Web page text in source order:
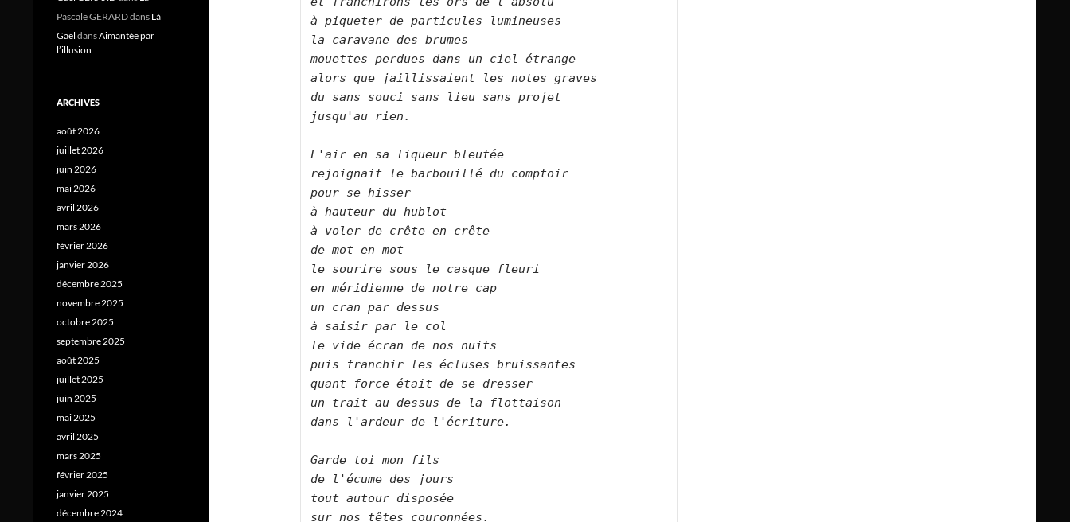
à piqueter de particules lumineuses
la caravane des brumes
mouettes perdues dans un ciel étrange
alors que jaillissaient les notes graves
du sans souci sans lieu sans projet
jusqu'au rien.
L'air en sa liqueur bleutée
rejoignait le barbouillé du comptoir
pour se hisser
à hauteur du hublot
à voler de crête en crête
de mot en mot
le sourire sous le casque fleuri
en méridienne de notre cap
un cran par dessus
à saisir par le col
le vide écran de nos nuits
puis franchir les écluses bruissantes
quant force était de se dresser
un trait au dessus de la flottaison
dans l'ardeur de l'écriture.
Garde toi mon fils
de l'écume des jours
tout autour disposée
sur nos têtes couronnées.
Pascale GERARDdans Là
Gaël dansAimantée par
l’illusion
ARCHIVES
août 2026
juillet 2026
juin 2026
mai 2026
avril 2026
mars 2026
février 2026
janvier 2026
décembre 2025
novembre 2025
octobre 2025
septembre 2025
août 2025
juillet 2025
juin 2025
mai 2025
avril 2025
mars 2025
février 2025
janvier 2025
décembre 2024